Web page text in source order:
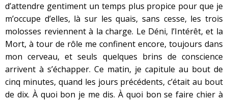
d’attendre gentiment un temps plus propice pour que je
m’occupe d’elles, là sur les quais, sans cesse, les trois
molosses reviennent à la charge. Le Déni, l’Intérêt, et la
Mort, à tour de rôle me confinent encore, toujours dans
mon cerveau, et seuls quelques brins de conscience
arrivent à s’échapper. Ce matin, je capitule au bout de
cinq minutes, quand les jours précédents, c’était au bout
de dix. À quoi bon je me dis. À quoi bon se faire chier à